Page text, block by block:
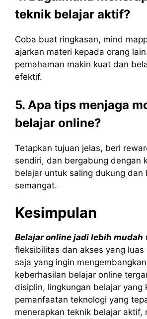
teknik belajar aktif?
Coba buat ringkasan, mind
ajarkan materi kepada orang
pemahaman makin kuat dan
efektif.
5. Apa tips menjaga
belajar online?
Tetapkan tujuan jelas, beri
sendiri, dan bergabung dengan
belajar untuk saling dukung dan
semangat.
Kesimpulan
Belajar online jadi lebih mudah
fleksibilitas dan akses yang luas
saja yang ingin
keberhasilan belajar online
disiplin, lingkungan belajar yang
pemanfaatan teknologi yang
menerapkan teknik belajar aktif,